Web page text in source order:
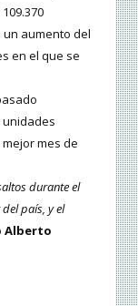
aumento del
en el que se
unidades
mes de
durante el
país, y el
Alberto